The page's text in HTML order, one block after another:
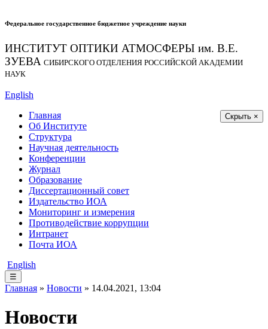
Федеральное государственное бюджетное учреждение науки
ИНСТИТУТ ОПТИКИ АТМОСФЕРЫ им. В.Е.
ЗУЕВА СИБИРСКОГО ОТДЕЛЕНИЯ РОССИЙСКОЙ АКАДЕМИИ
НАУК
English
Скрыть ×
Главная
Об Институте
Структура
Научная деятельность
Конференции
Журнал
Образование
Диссертационный совет
Издательство ИОА
Мониторинг и измерения
Противодействие коррупции
Интранет
Почта ИОА
English
☰
Главная » Новости » 14.04.2021, 13:04
Новости